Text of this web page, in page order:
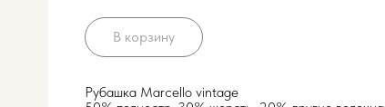
В корзину
Рубашка Marcello vintage